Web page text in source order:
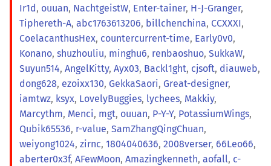
Ir1d , ouuan, NachtgeistW, Enter-tainer, H-J-Granger,
Tiphereth-A, abc1763613206, billchenchina, CCXXXI,
CoelacanthusHex, countercurrent-time, Early0v0,
Konano, shuzhouliu, minghu6, renbaoshuo, SukkaW,
Suyun514, AngelKitty, Ayx03, Backl1ght, cjsoft, diauweb,
dong628, ezoixx130, GekkaSaori, Great-designer,
iamtwz, ksyx, LovelyBuggies, lychees, Makkiy,
Marcythm, Menci, mgt, ouuan, P-Y-Y, PotassiumWings,
Qubik65536, r-value, SamZhangQingChuan,
weiyong1024, zirnc, 1804040636, 2008verser, 66Leo66,
aberter0x3f, AFewMoon, Amazingkenneth, aofall, c-